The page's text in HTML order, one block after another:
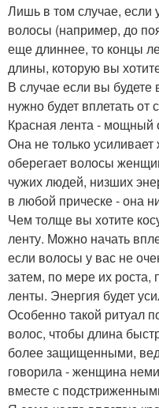
Лишь в том случае, если
волосы (например, до
еще длиннее, то концы
длины, которую вы
В случае если вы будете
нужно будет вплетать
Красная лента -
Она не только
оберегает волосы
чужих людей, низших
в любой прическе - она
Чем толще вы хотите
ленту. Можно начать
если волосы у вас не
затем, по мере их
ленты. Энергия будет
Особенно такой ритуал
волос, чтобы длина
более защищенными,
говорила - женщина
вместе с